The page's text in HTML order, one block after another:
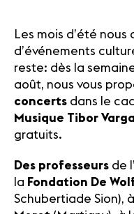
A propos
Mentions
Les mois d’été
d’événements
reste: dès la
août, nous vous
concerts dans le
Musique Tibor Varga
gratuits.
Des professeurs de
la Fondation De
Schubertiade Sion),